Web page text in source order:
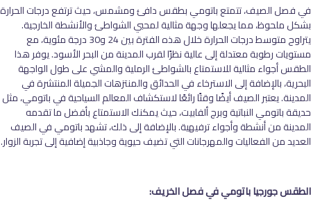
في فصل الصيف، تتمتع باتومي بطقس دافئ ومشمس، حيث ترتفع درجات الحرارة
بشكل ملحوظ، مما يجعلها وجهة مثالية لمحبي الشواطئ والأنشطة الخارجية.
يتراوح متوسط درجات الحرارة خلال هذه الفترة بين 24 و30 درجة مئوية، مع
مستويات رطوبة معتدلة إلى عالية نظرًا لقرب المدينة من البحر الأسود. يوفر هذا
الطقس أجواء مثالية للاستمتاع بالشواطئ الرملية والمشي على طول الواجهة
البحرية، بالإضافة إلى الاسترخاء في الحدائق والمنتزهات الجميلة المنتشرة في
المدينة. يعتبر الصيف أيضًا وقتًا رائعًا لاستكشاف المعالم السياحية في باتومي، مثل
حديقة باتومي النباتية وبرج ألفابيت، حيث يمكنك الاستمتاع بأفضل ما تقدمه
المدينة من أنشطة وأجواء ترفيهية. بالإضافة إلى ذلك، تشهد باتومي في الصيف
العديد من الفعاليات والمهرجانات التي تضيف حيوية وجاذبية إضافية إلى تجربة الزوار.
الطقس جورجيا باتومي في فصل الخريف: